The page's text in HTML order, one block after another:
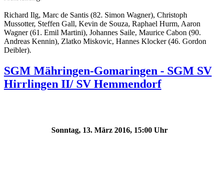
Richard Ilg, Marc de Santis (82. Simon Wagner), Christoph
Mussotter, Steffen Gall, Kevin de Souza, Raphael Hurm, Aaron
Wagner (61. Emil Martini), Johannes Saile, Maurice Cabon (90.
Andreas Kennin), Zlatko Miskovic, Hannes Klocker (46. Gordon
Deibler).
SGM Mähringen-Gomaringen - SGM SV
Hirrlingen II/ SV Hemmendorf
Sonntag, 13. März 2016, 15:00 Uhr